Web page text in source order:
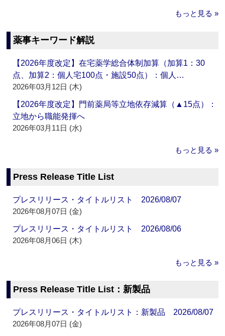
もっと見る »
薬事キーワード解説
【2026年度改定】在宅薬学総合体制加算（加算1：30
点、加算2：個人宅100点・施設50点）：個人…
2026年03月12日 (木)
【2026年度改定】門前薬局等立地依存減算（▲15点）：
立地から職能発揮へ
2026年03月11日 (水)
もっと見る »
Press Release Title List
プレスリリース・タイトルリスト 2026/08/07
2026年08月07日 (金)
プレスリリース・タイトルリスト 2026/08/06
2026年08月06日 (木)
もっと見る »
Press Release Title List：新製品
プレスリリース・タイトルリスト：新製品 2026/08/07
2026年08月07日 (金)